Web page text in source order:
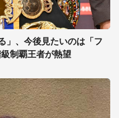
」、今後見たいのは「フ
制覇王者が熱望